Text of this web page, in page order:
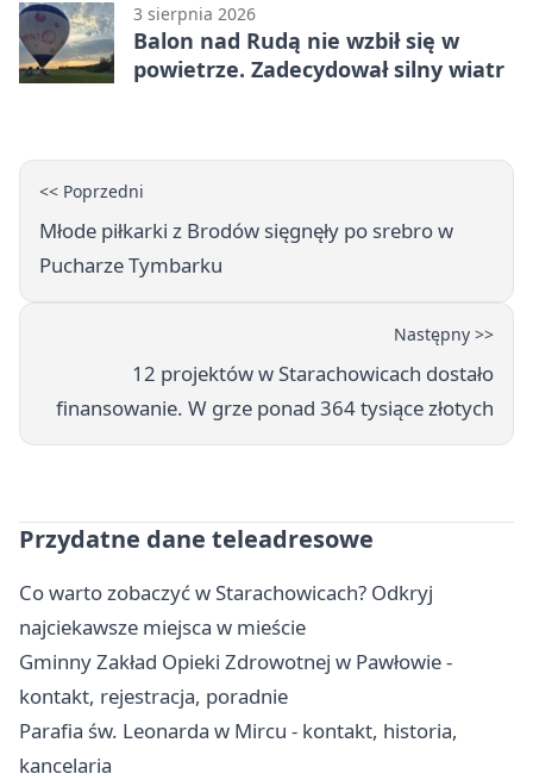
3 sierpnia 2026
Balon nad Rudą nie wzbił się w
powietrze. Zadecydował silny wiatr
<< Poprzedni
Młode piłkarki z Brodów sięgnęły po srebro w
Pucharze Tymbarku
Następny >>
12 projektów w Starachowicach dostało
finansowanie. W grze ponad 364 tysiące złotych
Przydatne dane teleadresowe
Co warto zobaczyć w Starachowicach? Odkryj
najciekawsze miejsca w mieście
Gminny Zakład Opieki Zdrowotnej w Pawłowie -
kontakt, rejestracja, poradnie
Parafia św. Leonarda w Mircu - kontakt, historia,
kancelaria